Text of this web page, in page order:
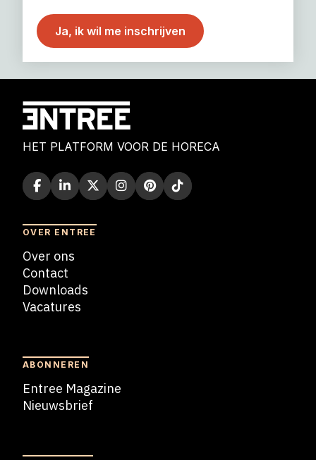
HET PLATFORM VOOR DE HORECA
OVER ENTREE
Over ons
Contact
Downloads
Vacatures
ABONNEREN
Entree Magazine
Nieuwsbrief